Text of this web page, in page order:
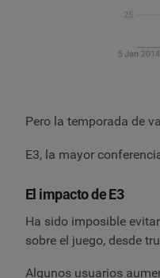
Pero la temporada de
E3, la mayor
El impacto de E3
Ha sido imposible
sobre el juego, desde
Algunos usuarios